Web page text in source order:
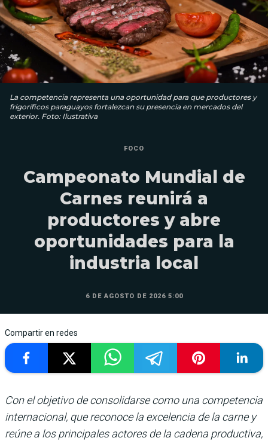
La competencia representa una oportunidad para que productores y
frigoríficos paraguayos fortalezcan su presencia en mercados del
exterior. Foto: Ilustrativa
FOCO
Campeonato Mundial de
Carnes reunirá a
productores y abre
oportunidades para la
industria local
6 DE AGOSTO DE 2026 5:00
Compartir en redes
Con el objetivo de consolidarse como una competencia
internacional, que reconoce la excelencia de la carne y
reúne a los principales actores de la cadena productiva,